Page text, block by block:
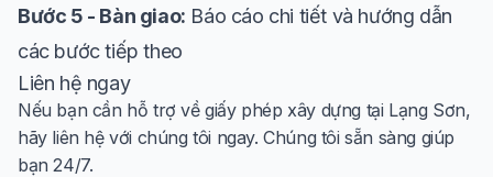
Bước 5 - Bàn giao: Báo cáo chi tiết và hướng dẫn
các bước tiếp theo
Liên hệ ngay
Nếu bạn cần hỗ trợ về giấy phép xây dựng tại Lạng Sơn,
hãy liên hệ với chúng tôi ngay. Chúng tôi sẵn sàng giúp
bạn 24/7.